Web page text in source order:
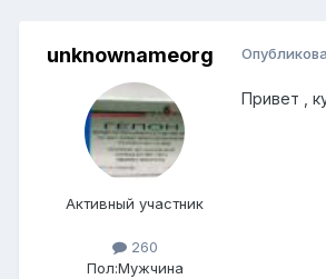
unknownameorg
Активный участник
260
Пол:Мужчина
Привет ,